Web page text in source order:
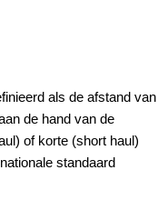
als de afstand van
de hand van de
of korte (short haul)
standaard